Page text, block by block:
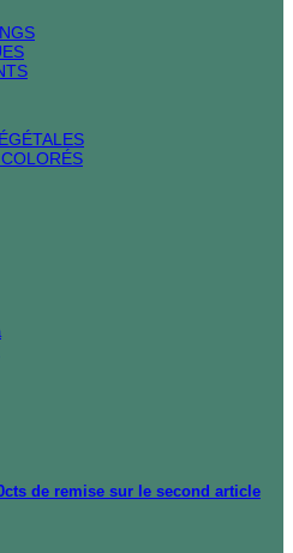
de remise sur le second article